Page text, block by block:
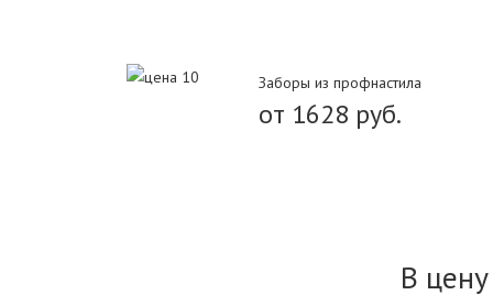
Заборы из профнастила
от 1628 руб.
В